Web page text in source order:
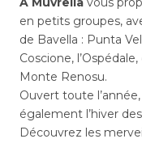
en petits groupes,
de Bavella : Punta
Coscione,
Monte Renosu.
Ouvert toute
également l’hiver
Découvrez les